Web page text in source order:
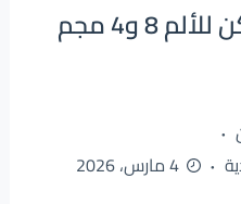
حبوب زيفو رابد مسكن للألم 8 و4 مجم
4 مارس، 2026